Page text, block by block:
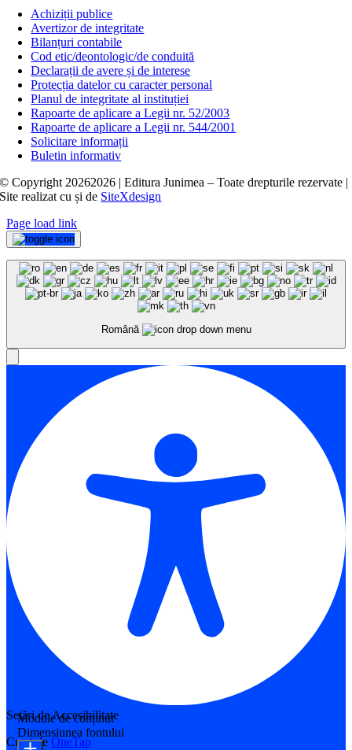
Achiziții publice
Avertizor de integritate
Bilanțuri contabile
Cod etic/deontologic/de conduită
Declarații de avere și de interese
Protecția datelor cu caracter personal
Planul de integritate al instituției
Rapoarte de aplicare a Legii nr. 52/2003
Rapoarte de aplicare a Legii nr. 544/2001
Solicitare informații
Buletin informativ
© Copyright20262026 | Editura Junimea – Toate drepturile rezervate |
Site realizat cușide SiteXdesign
Page load link
Română
Setări de Accesibilitate
Creat de OneTap
Module de conținut
Dimensiunea fontului